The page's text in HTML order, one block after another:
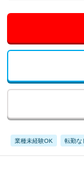
業種未経験OK 転勤なし